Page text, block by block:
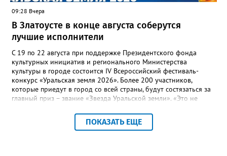
09:28 Вчера
В Златоусте в конце августа соберутся
лучшие исполнители
С 19 по 22 августа при поддержке Президентского фонда
культурных инициатив и регионального Министерства
культуры в городе состоится IV Всероссийский фестиваль-
конкурс «Уральская земля 2026». Более 200 участников,
которые приедут в город со всей страны, будут состязаться за
главный приз – звание «Звезда Уральской земли». «Это не
прослушивания участников, мастер-классы от ведущих
наставников, выступления победителей прошлых лет и
ПОКАЗАТЬ ЕЩЕ